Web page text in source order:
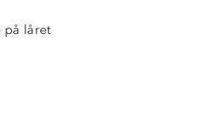
på låret